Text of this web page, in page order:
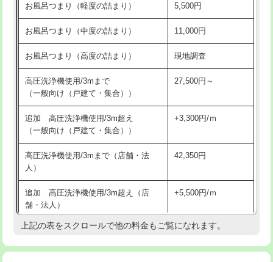
交換・取付(単水栓（壁付・デッキ
式）)
13,200円+材料費
交換・取付(混合水栓（壁付・デッキ
式・ワンホール）)
16,500円+材料費
交換・取付(排水栓・排水トラップ
（P/S/ポップアップ））
22,000円+材料費
交換・取付（その他部品） 11,000円+材料費
持込商品取付（単水栓） 13,200円
持込商品取付（混合水栓）
持込商品取付（浄水器・分岐水栓） 16,500円
持込商品取付（温水洗浄便座） 22,000円
持込商品取付（普通便座⇔温水洗浄便
22,000円
お風呂つまり（軽度の詰まり） 5,500円
お風呂つまり（中度の詰まり） 11,000円
お風呂つまり（高度の詰まり） 現地調査
高圧洗浄機使用/3mまで
（一般向け（戸建て・集合））
27,500円～
追加 高圧洗浄機使用/3m超え
（一般向け（戸建て・集合））
+3,300円/ｍ
高圧洗浄機使用/3mまで（店舗・法
人）
42,350円
追加 高圧洗浄機使用/3m超え（店
舗・法人）
+5,500円/ｍ
高度高圧洗浄換 現地調査
上記の表をスクロールで他の料金もご覧になれます。